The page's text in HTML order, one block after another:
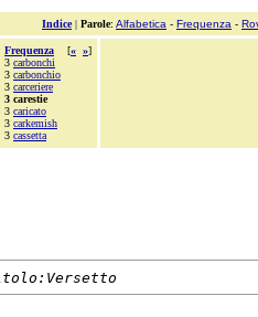
Indice| Parole: Alfabetica - Frequenza -
Frequenza [« »]
3 carbonchi
3 carbonchio
3 carceriere
3 carestie
3 caricato
3 carkemish
3 cassetta